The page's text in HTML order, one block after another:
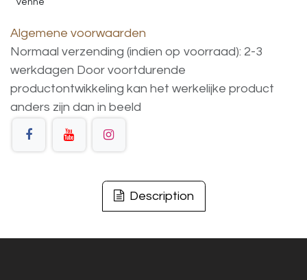
Venne
Algemene voorwaarden
Normaal verzending (indien op voorraad): 2-3
werkdagen Door voortdurende
productontwikkeling kan het werkelijke product
anders zijn dan in beeld
Description